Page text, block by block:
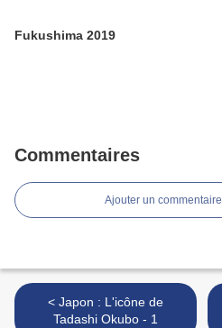
Fukushima 2019
Commentaires
Ajouter un commentaire
< Japon : L'icône de
Tadashi Okubo - 1